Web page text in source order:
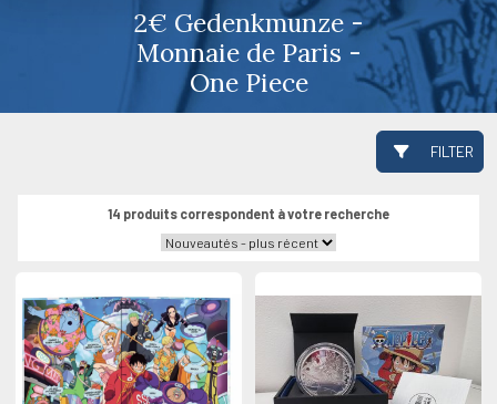
2€ Gedenkmunze -
Monnaie de Paris -
One Piece
FILTER
14 produits correspondent à votre recherche